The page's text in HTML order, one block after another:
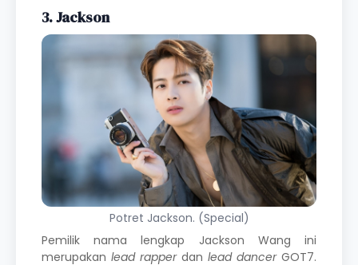
3. Jackson
Potret Jackson. (Special)
Pemilik nama lengkap Jackson Wang ini
merupakan lead rapperdan lead dancerGOT7.